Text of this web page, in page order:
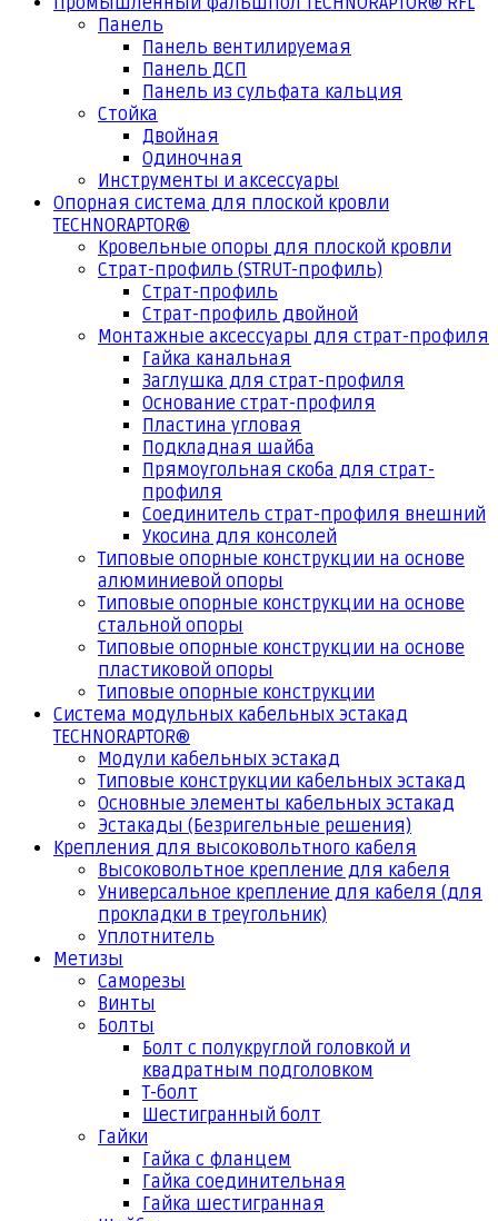
Панель
Панель вентилируемая
Панель ДСП
Панель из сульфата кальция
Стойка
Двойная
Одиночная
Инструменты и аксессуары
Опорная система для плоской кровли
TECHNORAPTOR®
Кровельные опоры для плоской кровли
Страт-профиль (STRUT-профиль)
Страт-профиль
Страт-профиль двойной
Монтажные аксессуары для страт-профиля
Гайка канальная
Заглушка для страт-профиля
Основание страт-профиля
Пластина угловая
Подкладная шайба
Прямоугольная скоба для страт-
профиля
Соединитель страт-профиля внешний
Укосина для консолей
Типовые опорные конструкции на основе
алюминиевой опоры
Типовые опорные конструкции на основе
стальной опоры
Типовые опорные конструкции на основе
пластиковой опоры
Типовые опорные конструкции
Система модульных кабельных эстакад
TECHNORAPTOR®
Модули кабельных эстакад
Типовые конструкции кабельных эстакад
Основные элементы кабельных эстакад
Эстакады (Безригельные решения)
Крепления для высоковольтного кабеля
Высоковольтное крепление для кабеля
Универсальное крепление для кабеля (для
прокладки в треугольник)
Уплотнитель
Метизы
Саморезы
Винты
Болты
Болт с полукруглой головкой и
квадратным подголовком
Т-болт
Шестигранный болт
Гайки
Гайка с фланцем
Гайка соединительная
Гайка шестигранная